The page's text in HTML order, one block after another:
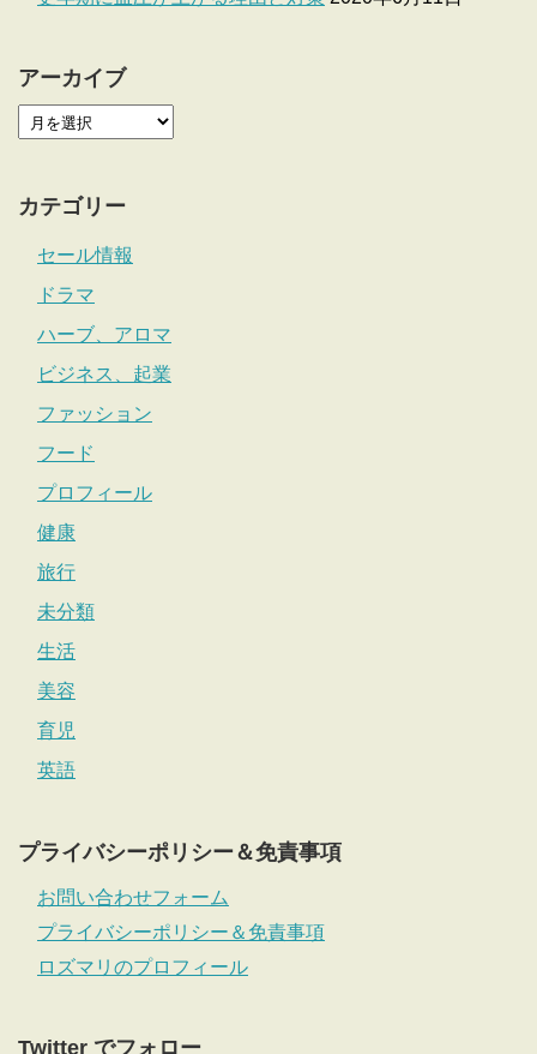
アーカイブ
カテゴリー
セール情報
ドラマ
ハーブ、アロマ
ビジネス、起業
ファッション
フード
プロフィール
健康
旅行
未分類
生活
美容
育児
英語
プライバシーポリシー＆免責事項
お問い合わせフォーム
プライバシーポリシー＆免責事項
ロズマリのプロフィール
Twitter でフォロー